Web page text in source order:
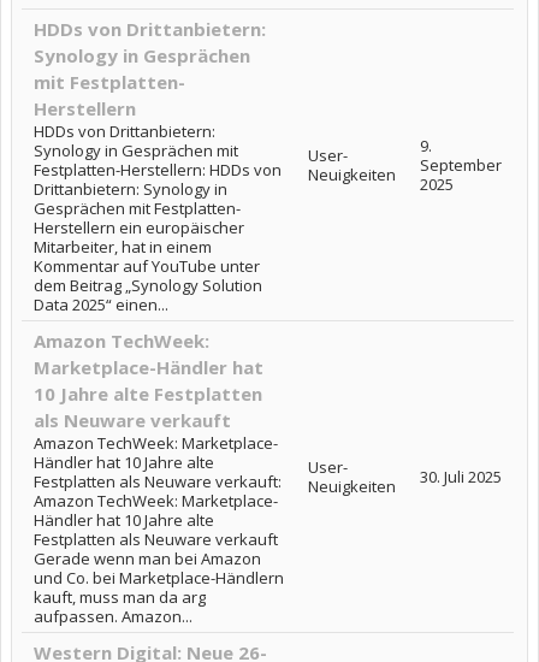
HDDs von Drittanbietern:
Synology in Gesprächen
mit Festplatten-
Herstellern
HDDs von Drittanbietern:
Synology in Gesprächen mit
Festplatten-Herstellern: HDDs von
Drittanbietern: Synology in
Gesprächen mit Festplatten-
Herstellern ein europäischer
Mitarbeiter, hat in einem
Kommentar auf YouTube unter
dem Beitrag „Synology Solution
Data 2025“ einen...
User-
Neuigkeiten
9.
September
2025
Amazon TechWeek:
Marketplace-Händler hat
10 Jahre alte Festplatten
als Neuware verkauft
Amazon TechWeek: Marketplace-
Händler hat 10 Jahre alte
Festplatten als Neuware verkauft:
Amazon TechWeek: Marketplace-
Händler hat 10 Jahre alte
Festplatten als Neuware verkauft
Gerade wenn man bei Amazon
und Co. bei Marketplace-Händlern
kauft, muss man da arg
aufpassen. Amazon...
User-
Neuigkeiten
30. Juli 2025
Western Digital: Neue 26-